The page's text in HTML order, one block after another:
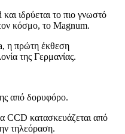
ιδρύεται το πιο γνωστό
κόσμο, το Magnum.
η πρώτη έκθεση
της Γερμανίας.
από δορυφόρο.
CCD κατασκευάζεται από
τηλεόραση.